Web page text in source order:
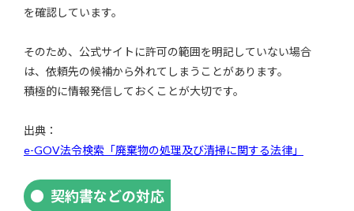
を確認しています。
そのため、公式サイトに許可の範囲を明記していない場合
は、依頼先の候補から外れてしまうことがあります。
積極的に情報発信しておくことが大切です。
出典：
e-GOV法令検索「廃棄物の処理及び清掃に関する法律」
契約書などの対応